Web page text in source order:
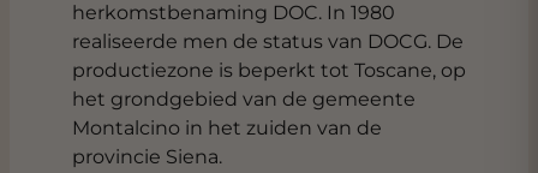
herkomstbenaming DOC. In 1980
realiseerde men de status van DOCG. De
productiezone is beperkt tot Toscane, op
het grondgebied van de gemeente
Montalcino in het zuiden van de
provincie Siena.